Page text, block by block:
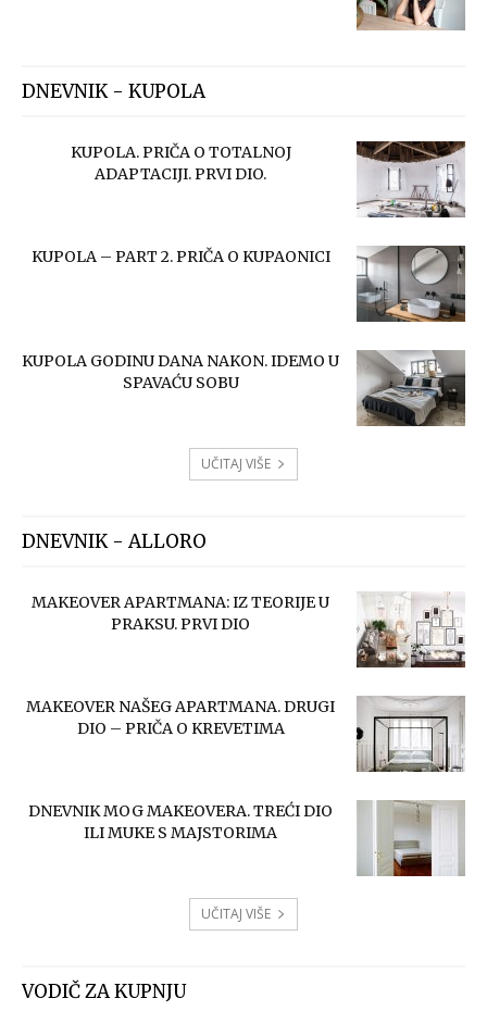
DNEVNIK - KUPOLA
KUPOLA. PRIČA O TOTALNOJ
ADAPTACIJI. PRVI DIO.
KUPOLA – PART 2. PRIČA O KUPAONICI
KUPOLA GODINU DANA NAKON. IDEMO U
SPAVAĆU SOBU
UČITAJ VIŠE
DNEVNIK - ALLORO
MAKEOVER APARTMANA: IZ TEORIJE U
PRAKSU. PRVI DIO
MAKEOVER NAŠEG APARTMANA. DRUGI
DIO – PRIČA O KREVETIMA
DNEVNIK MOG MAKEOVERA. TREĆI DIO
ILI MUKE S MAJSTORIMA
UČITAJ VIŠE
VODIČ ZA KUPNJU